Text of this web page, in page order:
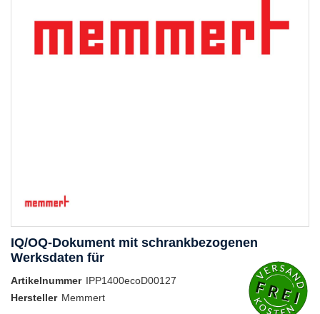
IQ/OQ-Dokument mit schrankbezogenen
Werksdaten für
Artikelnummer IPP1400ecoD00127
Hersteller Memmert